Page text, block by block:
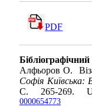
PDF
Алфьоров О.
Софія Київська:
С. 265-269.
0000654773